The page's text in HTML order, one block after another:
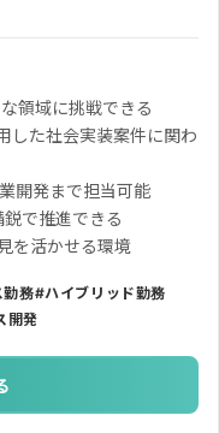
領域に挑戦できる
した社会実装案件に関わ
開発まで担当可能
で推進できる
を活かせる環境
務 ハイブリッド勤務
開発